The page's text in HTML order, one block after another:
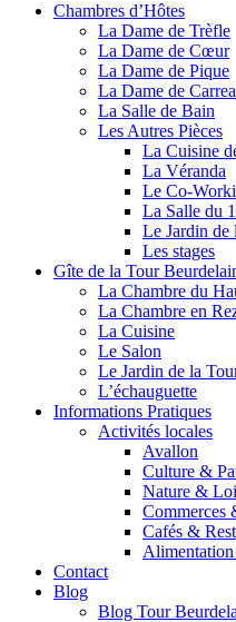
Chambres d’Hôtes
La Dame de Trèfle
La Dame de Cœur
La Dame de Pique
La Dame de
La Salle de Bain
Les Autres Pièces
La Cuisine
La Véranda
Le Co-
La Salle du
Le Jardin de
Les stages
Gîte de la Tour
La Chambre du
La Chambre en
La Cuisine
Le Salon
Le Jardin de la
L’échauguette
Informations Pratiques
Activités locales
Avallon
Culture &
Nature &
Commerces
Cafés &
Contact
Blog
Blog Tour